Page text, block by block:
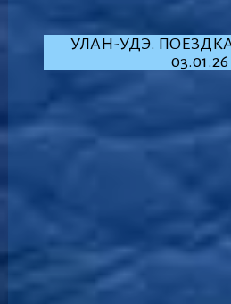
УЛАН-УДЭ.
03.01.26